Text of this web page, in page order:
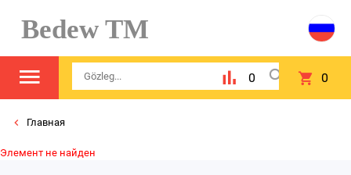
Bedew TM
0 0
Главная
Элемент не найден